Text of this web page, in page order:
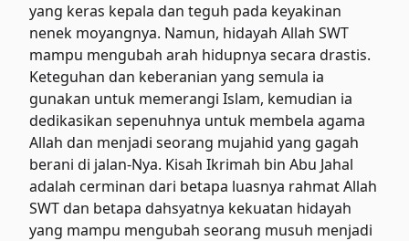
yang keras kepala dan teguh pada keyakinan
nenek moyangnya. Namun, hidayah Allah SWT
mampu mengubah arah hidupnya secara drastis.
Keteguhan dan keberanian yang semula ia
gunakan untuk memerangi Islam, kemudian ia
dedikasikan sepenuhnya untuk membela agama
Allah dan menjadi seorang mujahid yang gagah
berani di jalan-Nya. Kisah Ikrimah bin Abu Jahal
adalah cerminan dari betapa luasnya rahmat Allah
SWT dan betapa dahsyatnya kekuatan hidayah
yang mampu mengubah seorang musuh menjadi